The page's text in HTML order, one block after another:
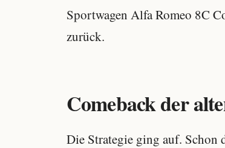
Sportwagen Alfa Romeo 8C
zurück.
Comeback der
Die Strategie ging auf. Schon